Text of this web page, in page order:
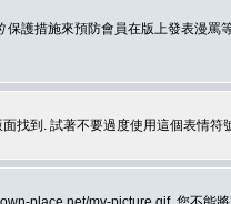
保護措施來預防會員在版上發表漫罵
到. 試著不要過度使用這個表情